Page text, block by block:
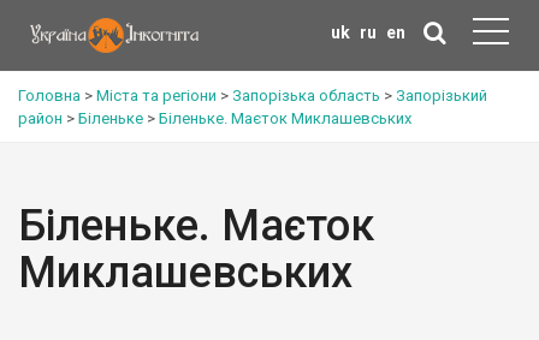
uk ru en
Головна > Міста та регіони > Запорізька область > Запорізький
район > Біленьке > Біленьке. Маєток Миклашевських
Біленьке. Маєток
Миклашевських